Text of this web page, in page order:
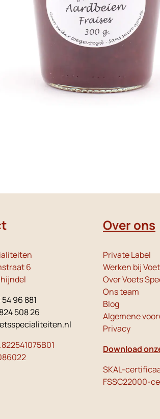
6
96 881
508 26
Over ons
Private Label
Werken bij
Over Voets
Ons team
Blog
Algemene
Privacy
Download
SKAL-
FSSC22000-